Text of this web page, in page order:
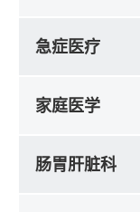
急症医疗
家庭医学
肠胃肝脏科